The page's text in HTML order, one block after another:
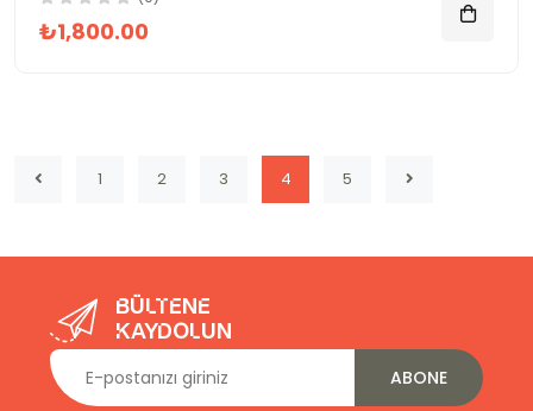
₺1,800.00
1 2 3 4 5
Bültene
kaydolun
ABONE